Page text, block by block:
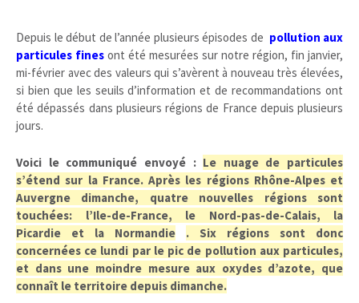
Depuis le début de l’année plusieurs épisodes de pollution aux
particules fines ont été mesurées sur notre région, fin janvier,
mi-février avec des valeurs qui s’avèrent à nouveau très élevées,
si bien que les seuils d’information et de recommandations ont
été dépassés dans plusieurs régions de France depuis plusieurs
jours.
Voici le communiqué envoyé : Le nuage de particules
s’étend sur la France. Après les régions Rhône-Alpes et
Auvergne dimanche, quatre nouvelles régions sont
touchées: l’Ile-de-France, le Nord-pas-de-Calais, la
Picardie et la Normandie
. Six régions sont donc
concernées ce lundi par le pic de pollution aux particules,
et dans une moindre mesure aux oxydes d’azote, que
connaît le territoire depuis dimanche.